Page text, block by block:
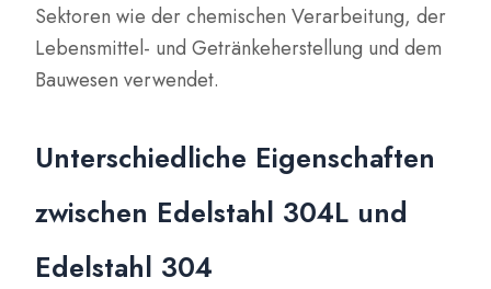
Sektoren wie der chemischen Verarbeitung, der
Lebensmittel- und Getränkeherstellung und dem
Bauwesen verwendet.
Unterschiedliche Eigenschaften
zwischen Edelstahl 304L und
Edelstahl 304